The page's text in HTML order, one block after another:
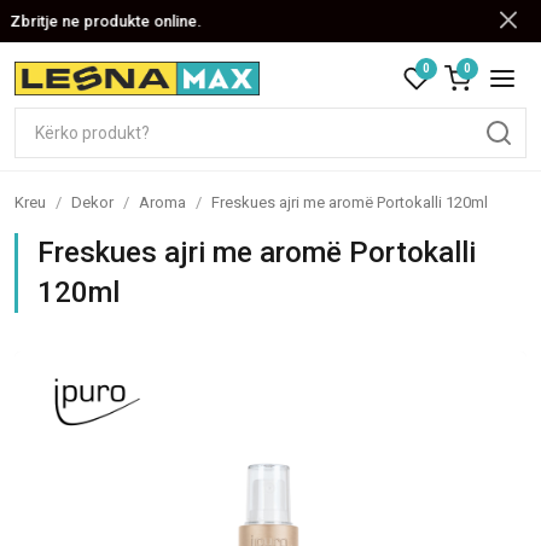
Zbritje ne produkte online.
0 0
Kreu / Dekor / Aroma / Freskues ajri me aromë Portokalli 120ml
Freskues ajri me aromë Portokalli
120ml